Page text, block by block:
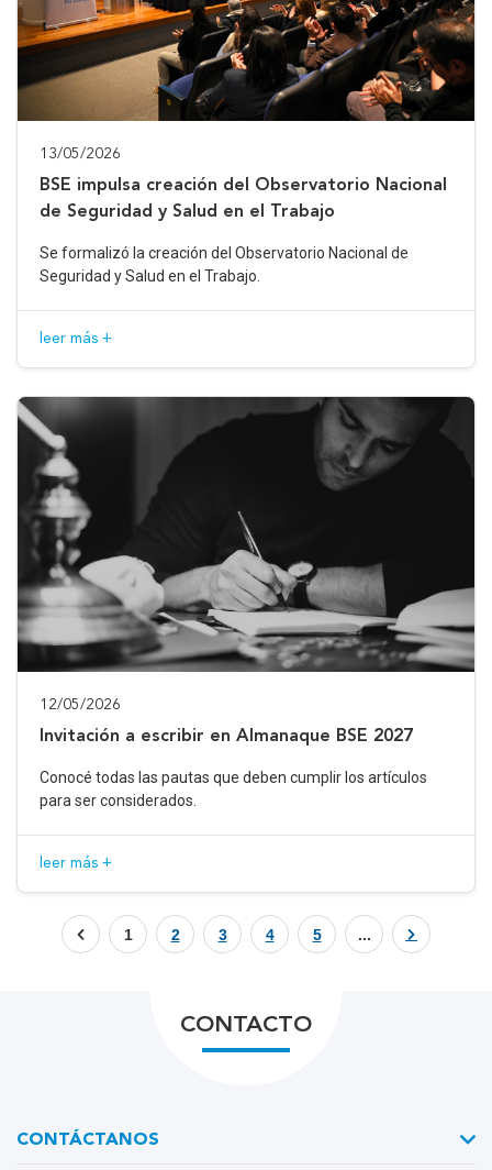
13/05/2026
BSE impulsa creación del Observatorio Nacional
de Seguridad y Salud en el Trabajo
Se formalizó la creación del Observatorio Nacional de
Seguridad y Salud en el Trabajo.
leer más +
12/05/2026
Invitación a escribir en Almanaque BSE 2027
Conocé todas las pautas que deben cumplir los artículos
para ser considerados.
leer más +
1 2 3 4 5 ...
CONTACTO
CONTÁCTANOS